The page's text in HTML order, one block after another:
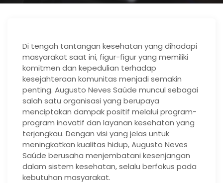
Di tengah tantangan kesehatan yang dihadapi
masyarakat saat ini, figur-figur yang memiliki
komitmen dan kepedulian terhadap
kesejahteraan komunitas menjadi semakin
penting. Augusto Neves Saúde muncul sebagai
salah satu organisasi yang berupaya
menciptakan dampak positif melalui program-
program inovatif dan layanan kesehatan yang
terjangkau. Dengan visi yang jelas untuk
meningkatkan kualitas hidup, Augusto Neves
Saúde berusaha menjembatani kesenjangan
dalam sistem kesehatan, selalu berfokus pada
kebutuhan masyarakat.